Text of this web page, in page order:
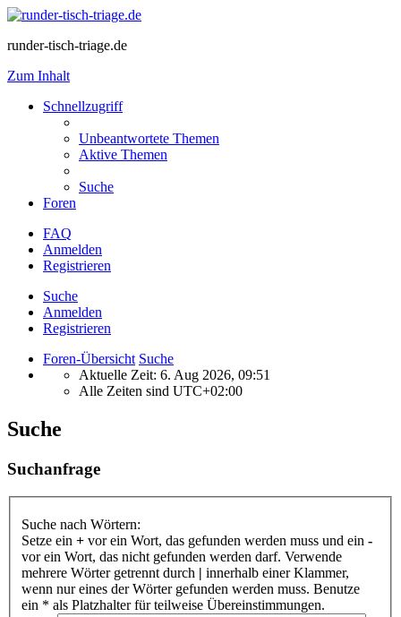
runder-tisch-triage.de
Zum Inhalt
Schnellzugriff
Unbeantwortete Themen
Aktive Themen
Suche
Foren
FAQ
Anmelden
Registrieren
Suche
Anmelden
Registrieren
Foren-Übersicht Suche
Aktuelle Zeit: 6. Aug 2026, 09:51
Alle Zeiten sind UTC+02:00
Suche
Suchanfrage
Suche nach Wörtern:
Setze ein + vor ein Wort, das gefunden werden muss und ein -
vor ein Wort, das nicht gefunden werden darf. Verwende
mehrere Wörter getrennt durch | innerhalb einer Klammer,
wenn nur eines der Wörter gefunden werden muss. Benutze
ein * als Platzhalter für teilweise Übereinstimmungen.